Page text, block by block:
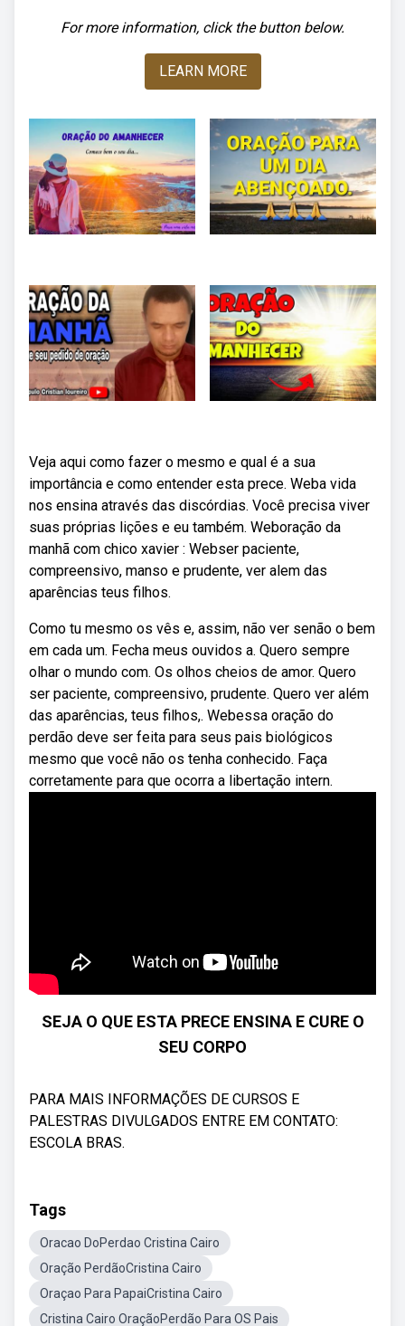
For more information, click the button below.
LEARN MORE
Veja aqui como fazer o mesmo e qual é a sua
importância e como entender esta prece. Weba vida
nos ensina através das discórdias. Você precisa viver
suas próprias lições e eu também. Weboração da
manhã com chico xavier : Webser paciente,
compreensivo, manso e prudente, ver alem das
aparências teus filhos.
Como tu mesmo os vês e, assim, não ver senão o bem
em cada um. Fecha meus ouvidos a. Quero sempre
olhar o mundo com. Os olhos cheios de amor. Quero
ser paciente, compreensivo, prudente. Quero ver além
das aparências, teus filhos,. Webessa oração do
perdão deve ser feita para seus pais biológicos
mesmo que você não os tenha conhecido. Faça
corretamente para que ocorra a libertação intern.
SEJA O QUE ESTA PRECE ENSINA E CURE O
SEU CORPO
PARA MAIS INFORMAÇÕES DE CURSOS E
PALESTRAS DIVULGADOS ENTRE EM CONTATO:
ESCOLA BRAS.
Tags
Oracao DoPerdao Cristina Cairo
Oração PerdãoCristina Cairo
Oraçao Para PapaiCristina Cairo
Cristina Cairo OraçãoPerdão Para OS Pais